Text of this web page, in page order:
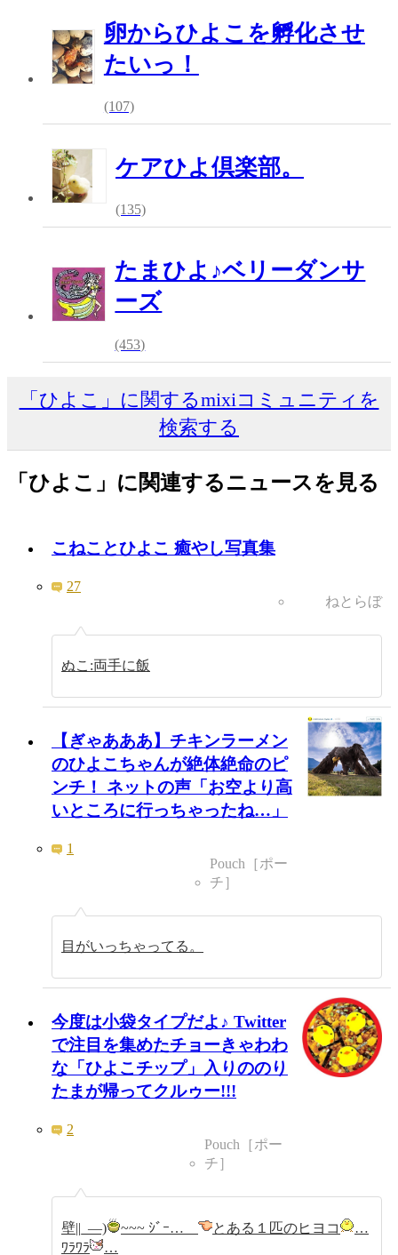
卵からひよこを孵化させ
たいっ！
(107)
ケアひよ倶楽部。
(135)
たまひよ♪ベリーダンサ
ーズ
(453)
「ひよこ」に関するmixiコミュニティを
検索する
「ひよこ」に関連するニュースを見る
こねことひよこ 癒やし写真集
27
ねとらぼ
ぬこ:両手に飯
【ぎゃあああ】チキンラーメン
のひよこちゃんが絶体絶命のピ
ンチ！ ネットの声「お空より高
いところに行っちゃったね…」
1
Pouch［ポー
チ］
目がいっちゃってる。
今度は小袋タイプだよ♪ Twitter
で注目を集めたチョーきゃわわ
な「ひよこチップ」入りののり
たまが帰ってクルゥー!!!
2
Pouch［ポー
チ］
壁||_―) ~~~ ｼﾞｰ… とある１匹のヒヨコ
…
ﾜﾗﾜﾗ
…